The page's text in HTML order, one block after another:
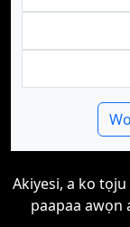
Akiyesi, a ko
paapaa awọn